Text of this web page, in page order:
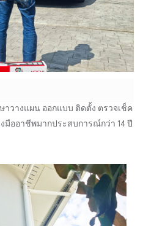
วางแผน ออกแบบ ติดตั้ง ตรวจเช็ค
มืออาชีพมากประสบการณ์กว่า 14 ปี